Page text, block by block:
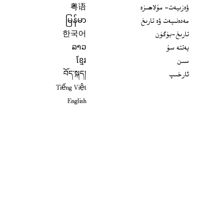
ۋەزىيەت- مۇلاھىزە
مەدەنىيەت ۋە تارىخ
تارىخ-بۈگۈن
يەتتە سۇ
سىن
ئارخىپ
粤语
မြန်မာ
한국어
ລາວ
ខ្មែរ
བོད་སྐད།
Tiếng Việt
English